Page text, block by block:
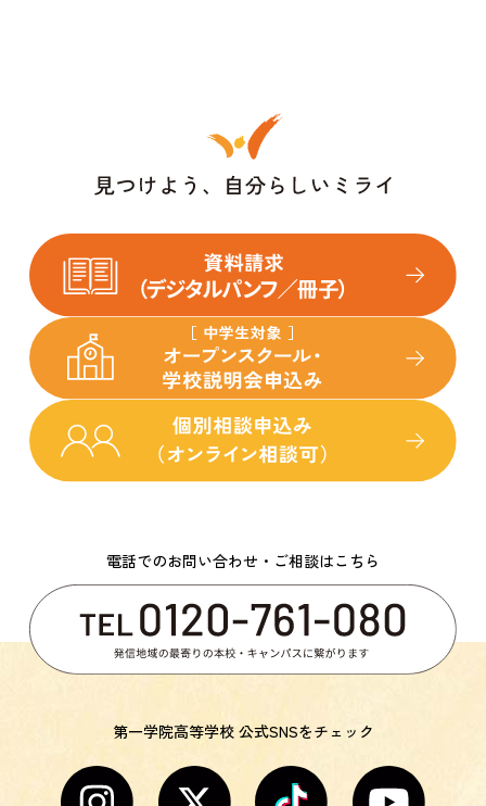
電話でのお問い合わせ・ご相談はこちら
第一学院高等学校 公式SNSをチェック